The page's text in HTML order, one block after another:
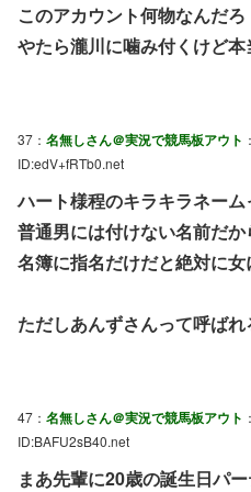
このアカウント何物なんだろ
やたら瀧川に噛み付くけど
37： 名無しさん＠実況で競馬板アウト
ID:edV+fRTb0.net
ハート様程のキラキラネー
普通男には付けない名前だか
名簿に指名だけだと絶対に
ただしあんずさんって呼ば
47： 名無しさん＠実況で競馬板アウト
ID:BAFU2sB40.net
まあ先輩に20歳の誕生日パ